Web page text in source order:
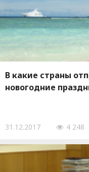
В какие страны
новогодние
31.12.2017 4 248